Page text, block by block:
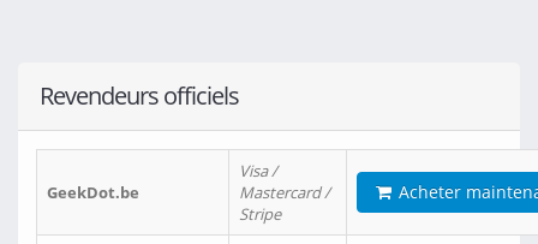
Revendeurs officiels
GeekDot.be
Visa /
Mastercard /
Stripe
Acheter